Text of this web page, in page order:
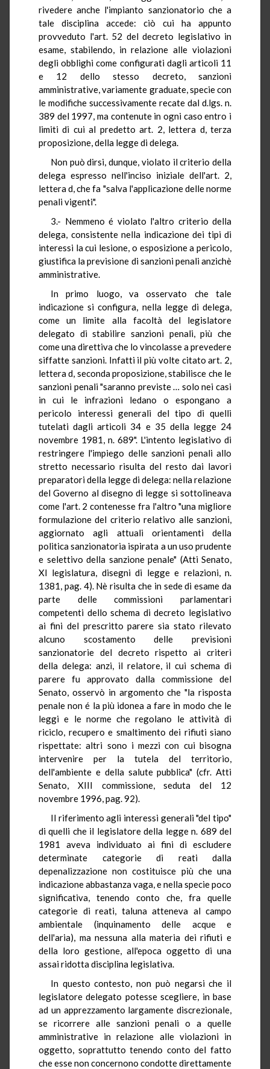
rivedere anche l'impianto sanzionatorio che a
tale disciplina accede: ciò cui ha appunto
provveduto l'art. 52 del decreto legislativo in
esame, stabilendo, in relazione alle violazioni
degli obblighi come configurati dagli articoli 11
e 12 dello stesso decreto, sanzioni
amministrative, variamente graduate, specie con
le modifiche successivamente recate dal d.lgs. n.
389 del 1997, ma contenute in ogni caso entro i
limiti di cui al predetto art. 2, lettera d, terza
proposizione, della legge di delega.
Non può dirsi, dunque, violato il criterio della
delega espresso nell'inciso iniziale dell'art. 2,
lettera d, che fa "salva l'applicazione delle norme
penali vigenti".
3.- Nemmeno é violato l'altro criterio della
delega, consistente nella indicazione dei tipi di
interessi la cui lesione, o esposizione a pericolo,
giustifica la previsione di sanzioni penali anzichè
amministrative.
In primo luogo, va osservato che tale
indicazione si configura, nella legge di delega,
come un limite alla facoltà del legislatore
delegato di stabilire sanzioni penali, più che
come una direttiva che lo vincolasse a prevedere
siffatte sanzioni. Infatti il più volte citato art. 2,
lettera d, seconda proposizione, stabilisce che le
sanzioni penali "saranno previste … solo nei casi
in cui le infrazioni ledano o espongano a
pericolo interessi generali del tipo di quelli
tutelati dagli articoli 34 e 35 della legge 24
novembre 1981, n. 689". L'intento legislativo di
restringere l'impiego delle sanzioni penali allo
stretto necessario risulta del resto dai lavori
preparatori della legge di delega: nella relazione
del Governo al disegno di legge si sottolineava
come l'art. 2 contenesse fra l'altro "una migliore
formulazione del criterio relativo alle sanzioni,
aggiornato agli attuali orientamenti della
politica sanzionatoria ispirata a un uso prudente
e selettivo della sanzione penale" (Atti Senato,
XI legislatura, disegni di legge e relazioni, n.
1381, pag. 4). Nè risulta che in sede di esame da
parte delle commissioni parlamentari
competenti dello schema di decreto legislativo
ai fini del prescritto parere sia stato rilevato
alcuno scostamento delle previsioni
sanzionatorie del decreto rispetto ai criteri
della delega: anzi, il relatore, il cui schema di
parere fu approvato dalla commissione del
Senato, osservò in argomento che "la risposta
penale non é la più idonea a fare in modo che le
leggi e le norme che regolano le attività di
riciclo, recupero e smaltimento dei rifiuti siano
rispettate: altri sono i mezzi con cui bisogna
intervenire per la tutela del territorio,
dell'ambiente e della salute pubblica" (cfr. Atti
Senato, XIII commissione, seduta del 12
novembre 1996, pag. 92).
Il riferimento agli interessi generali "del tipo"
di quelli che il legislatore della legge n. 689 del
1981 aveva individuato ai fini di escludere
determinate categorie di reati dalla
depenalizzazione non costituisce più che una
indicazione abbastanza vaga, e nella specie poco
significativa, tenendo conto che, fra quelle
categorie di reati, taluna atteneva al campo
ambientale (inquinamento delle acque e
dell'aria), ma nessuna alla materia dei rifiuti e
della loro gestione, all'epoca oggetto di una
assai ridotta disciplina legislativa.
In questo contesto, non può negarsi che il
legislatore delegato potesse scegliere, in base
ad un apprezzamento largamente discrezionale,
se ricorrere alle sanzioni penali o a quelle
amministrative in relazione alle violazioni in
oggetto, soprattutto tenendo conto del fatto
che esse non concernono condotte direttamente